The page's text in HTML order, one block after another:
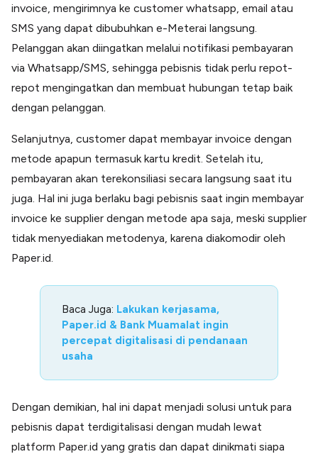
invoice, mengirimnya ke customer whatsapp, email atau
SMS yang dapat dibubuhkan e-Meterai langsung.
Pelanggan akan diingatkan melalui notifikasi pembayaran
via Whatsapp/SMS, sehingga pebisnis tidak perlu repot-
repot mengingatkan dan membuat hubungan tetap baik
dengan pelanggan.
Selanjutnya, customer dapat membayar invoice dengan
metode apapun termasuk kartu kredit. Setelah itu,
pembayaran akan terekonsiliasi secara langsung saat itu
juga. Hal ini juga berlaku bagi pebisnis saat ingin membayar
invoice ke supplier dengan metode apa saja, meski supplier
tidak menyediakan metodenya, karena diakomodir oleh
Paper.id.
Baca Juga: Lakukan kerjasama,
Paper.id & Bank Muamalat ingin
percepat digitalisasi di pendanaan
usaha
Dengan demikian, hal ini dapat menjadi solusi untuk para
pebisnis dapat terdigitalisasi dengan mudah lewat
platform Paper.id yang gratis dan dapat dinikmati siapa